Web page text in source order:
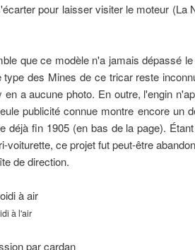
pour laisser visiter le moteur (La
que ce modèle n'a jamais dépassé
des Mines de ce tricar reste
a aucune photo. En outre, l'engin
publicité connue montre encore un
déjà fin 1905 (en bas de la page).
ce projet fut peut-être
de direction.
à l'air